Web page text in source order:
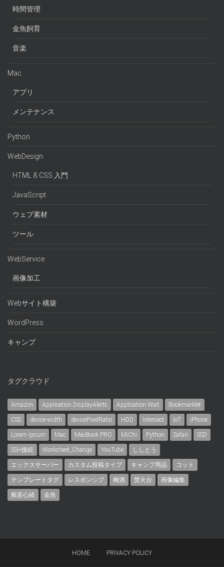
時間管理
金魚飼育
音楽
Mac
アプリ
メンテナンス
Python
WebDesign
HTML & CSS 入門
JavaScript
ウェブ素材
ツール
WebService
画像加工
Webサイト構築
WordPress
キャンプ
タグクラウド
Amazon Application.DisplayAlerts Application.Wait Bookmarklet
CSS device-width devicePixelRatio HDD Intersect IoT iPhone
Lorem ipsum Mac MacBook PRO MiChi Python Safari SSD
SSH接続 Worksheet_Change YouTube ししとう
エックスサーバー カスタム投稿タイプ キャンプ用品 コット
テンプレートタグ レスポンシブ 梅酒 焚火台 画像編集
般若心経 金魚
HOME PRIVACY POLICY